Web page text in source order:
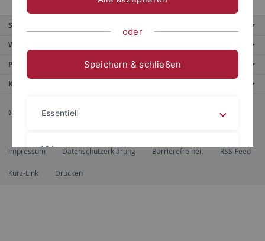
Service
Weitere Angebote
Portale
Kontaktinfo
© 2026 Eberhard Karls Universität Tübingen, Tübingen
Impressum Datenschutzerklärung Barrierefreiheit RSS-Feed
Kurz-Link Drucken
oder
Speichern & schließen
Essentiell
Videos